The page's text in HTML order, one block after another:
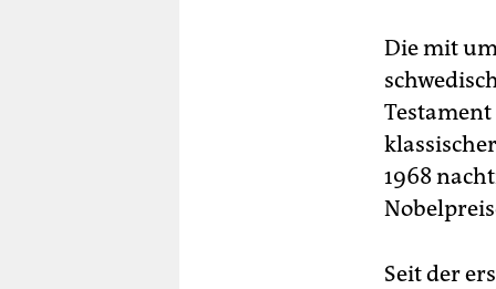
Die mit
1968
Seit der